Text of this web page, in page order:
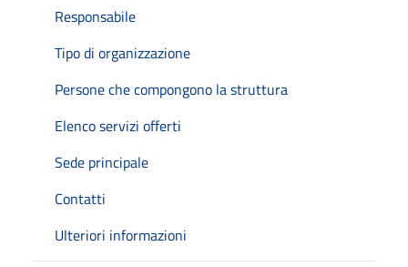
Responsabile
Tipo di organizzazione
Persone che compongono la struttura
Elenco servizi offerti
Sede principale
Contatti
Ulteriori informazioni